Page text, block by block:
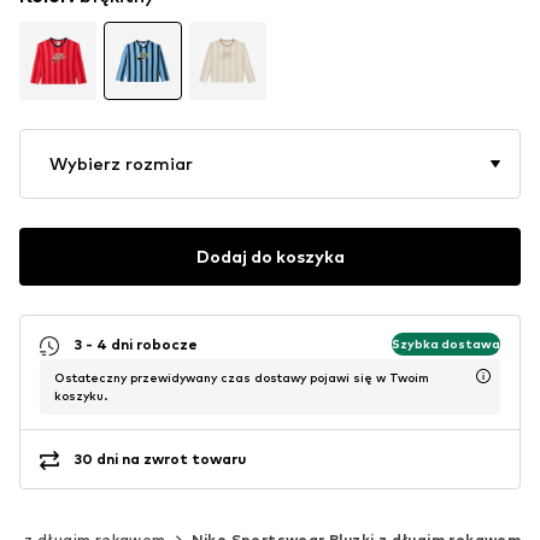
Wybierz rozmiar
Dodaj do koszyka
3 - 4 dni robocze Szybka dostawa
Ostateczny przewidywany czas dostawy pojawi się w Twoim
koszyku.
30 dni na zwrot towaru